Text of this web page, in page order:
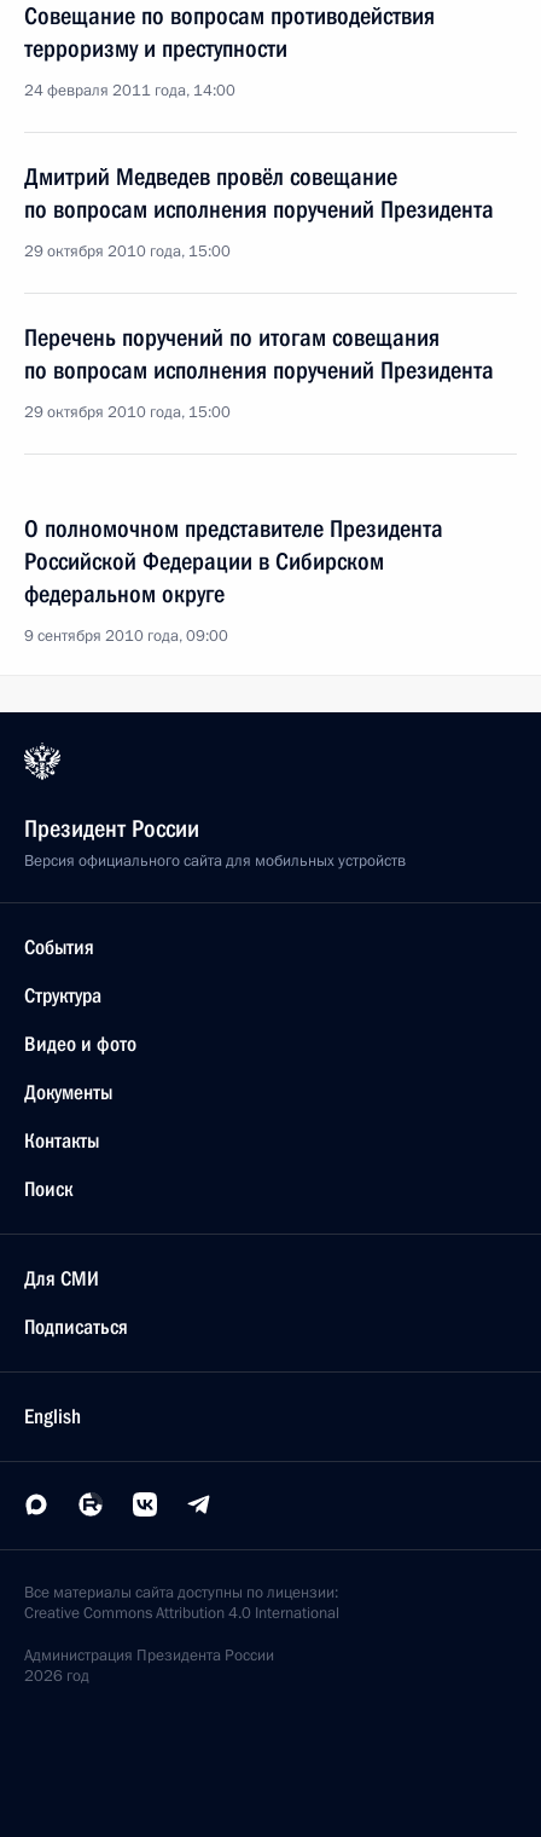
Совещание по вопросам противодействия
терроризму и преступности
24 февраля 2011 года, 14:00
Дмитрий Медведев провёл совещание
по вопросам исполнения поручений Президента
29 октября 2010 года, 15:00
Перечень поручений по итогам совещания
по вопросам исполнения поручений Президента
29 октября 2010 года, 15:00
О полномочном представителе Президента
Российской Федерации в Сибирском
федеральном округе
9 сентября 2010 года, 09:00
Президент России
Версия официального сайта для мобильных устройств
События
Структура
Видео и фото
Документы
Контакты
Поиск
Для СМИ
Подписаться
English
Все материалы сайта доступны по лицензии:
Creative Commons Attribution 4.0 International
Администрация Президента России
2026 год